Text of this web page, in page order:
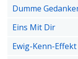
Dumme
Eins Mit Dir
Ewig-Kenn-Effekt